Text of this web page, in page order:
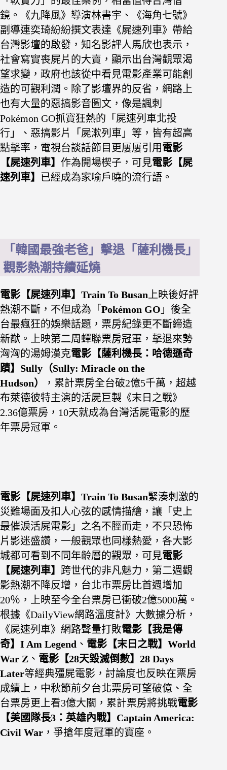
鏡。《九降風》導演林書宇、《海角七號》
副導連奕琦紛紛撰文表達《屍速列車》帶給
台灣影壇的啟發，知名影評人馬欣也表示，
社會寫實喪屍片的大賣，顯示出台灣觀眾渴
望求變，政府也該從中看見電影產業可能創
造的可觀利潤。 除了影壇界的反省，網路上
也有大量的惡搞影音圖文，像是諷刺
Pokémon GO抓寶狂熱的「屍速列車北投
行」、惡搞影片「屍漱列車」等，皆有超高
點擊率，電視台談話節目更屢屢引用電影
【屍速列車】 作為開場楔子，可見電影【屍
速列車】
已經成為家喻戶曉的流行語。
「韓國最強老爸」擊退「薩利機長」
觀影熱潮持續延燒
電影【屍速列車】 Train To Busan 上映後好評
熱潮不斷，不但成為「 Pokémon GO 」後全
台最瘋狂的娛樂話題，票房紀錄更不斷締造
新猷。上映第二周蟬聯票房冠軍，擊退來勢
洶洶的湯姆漢克電影【薩利機長：哈德遜奇
蹟】 Sully （Sully: Miracle on the
Hudson）
，累計票房全台破2億5千萬，超越
布萊德彼特主演的活屍巨製《末日之戰》
2.36億票房，10天就成為台灣活屍電影的歷
年票房冠軍。
電影【屍速列車】 Train To Busan緊湊刺激的
災難場面及扣人心弦的感情描繪，讓「史上
最催淚活屍電影」之名不脛而走，不只恐怖
片影迷盛讚，一般觀眾也同樣熱愛，各大影
城都可看到不同年齡層的觀眾，可見電影
【屍速列車】 跨世代的非凡魅力，第二週觀
影熱潮不降反增，台北市票房比首週增加
20％，上映至今全台票房已衝破2億5000萬。
根據《DailyView網路溫度計》大數據分析，
《屍速列車》網路聲量打敗電影【我是傳
奇】I Am Legend 、 電影【末日之戰】World
War Z 、 電影【28天毀滅倒數】28 Days
Later等經典殭屍電影，討論度也反映在票房
成績上，中秋節前夕台北票房可望破億、全
台票房更上看3億大關，累計票房將挑戰電影
【美國隊長3：英雄內戰】Captain America:
Civil War ，爭搶年度冠軍的寶座。